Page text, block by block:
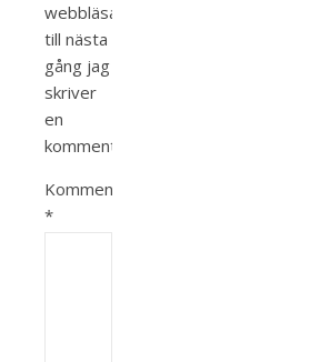
webbläsare
till nästa
gång jag
skriver
en
kommentar.
Kommentar
*